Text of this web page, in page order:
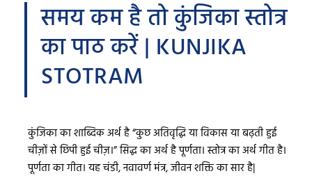
समय कम है तो कुंजिका स्तोत्र
का पाठ करें | KUNJIKA
STOTRAM
कुंजिका का शाब्दिक अर्थ है “कुछ अतिवृद्धि या विकास या बढ़ती हुई
चीज़ों से छिपी हुई चीज़।” सिद्ध का अर्थ है पूर्णता। स्तोत्र का अर्थ गीत है।
पूर्णता का गीत। यह चंडी, नवावर्ण मंत्र, जीवन शक्ति का सार है|